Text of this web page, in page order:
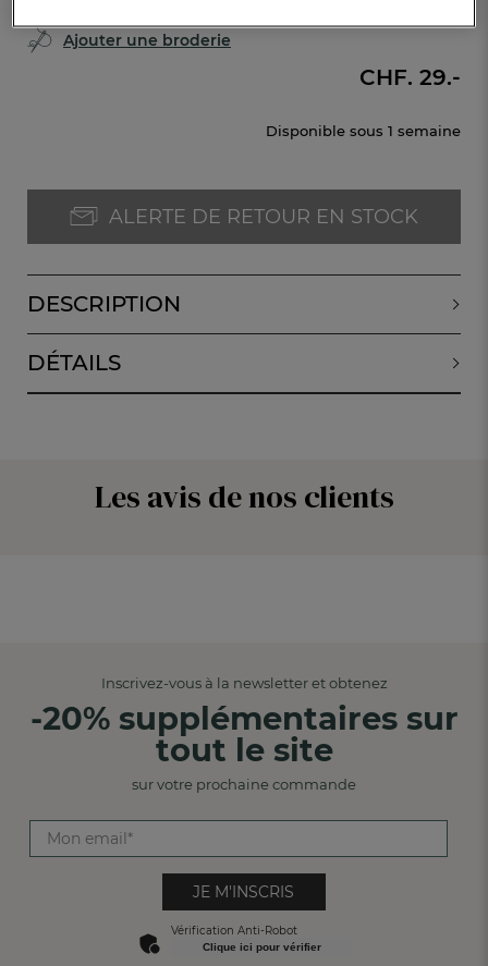
Ajouter une broderie
Disponible sous 1 semaine
CHF. 29.-
ALERTE DE RETOUR EN STOCK
DESCRIPTION
DÉTAILS
Les avis de nos clients
Inscrivez-vous à la newsletter et obtenez
-20% supplémentaires sur
tout le site
sur votre prochaine commande
JE M'INSCRIS
Vérification Anti-Robot
Clique ici pour vérifier